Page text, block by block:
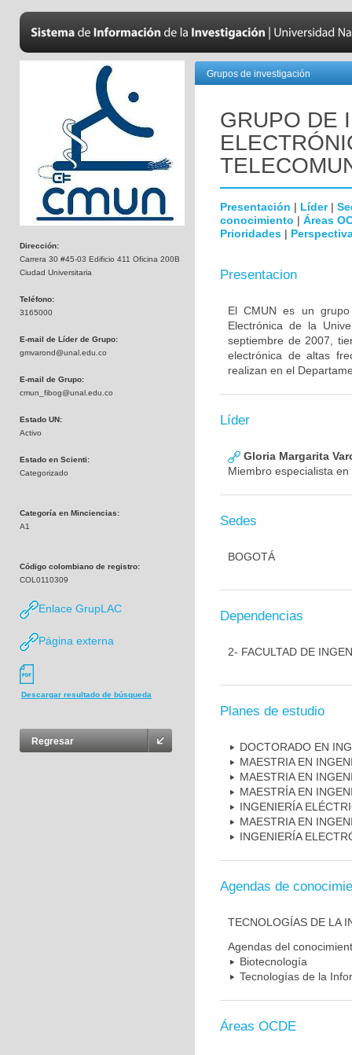
Dirección:
Carrera 30 #45-03 Edificio 411 Oficina 200B
Ciudad Universitaria
Teléfono:
3165000
E-mail de Líder de Grupo:
gmvarond@unal.edu.co
E-mail de Grupo:
cmun_fibog@unal.edu.co
Estado UN:
Activo
Estado en Scienti:
Categorizado
Categoría en Minciencias:
A1
Código colombiano de registro:
COL0110309
Enlace GrupLAC
Página externa
Descargar resultado de búsqueda
Regresar
Grupos de investigación
GRUPO DE
Presentación | Líder|
conocimiento | Áreas
Prioridades |
Presentacion
El CMUN es un
Electrónica de la
septiembre de 2007,
electrónica de altas
realizan en el
Líder
Gloria Margarita
Miembro especialista
Sedes
BOGOTÁ
Dependencias
2- FACULTAD DE
Planes de estudio
DOCTORADO EN
MAESTRIA EN
MAESTRIA EN
MAESTRÍA EN
INGENIERÍA
MAESTRIA EN
INGENIERÍA
Agendas de
TECNOLOGÍAS DE LA
Agendas del
Biotecnología
Tecnologías de la
Áreas OCDE